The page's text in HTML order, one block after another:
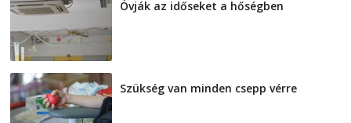
Óvják az időseket a hőségben
Szükség van minden csepp vérre